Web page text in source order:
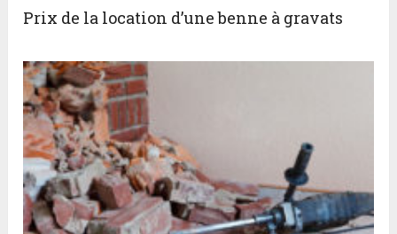
Prix de la location d’une benne à gravats